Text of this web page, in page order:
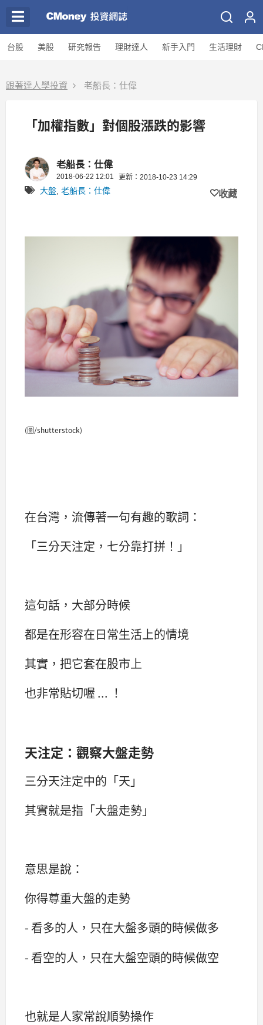
台股 美股 研究報告 理財達人 新手入門 生活理財
跟著達人學投資 老船長：仕偉
「加權指數」對個股漲跌的影響
老船長：仕偉
2018-06-22 12:01 更新：2018-10-23 14:29
大盤 老船長：仕偉 收藏
(圖/shutterstock)
在台灣，流傳著一句有趣的歌詞：
「三分天注定，七分靠打拼！」
這句話，大部分時候
都是在形容在日常生活上的情境
其實，把它套在股市上
也非常貼切喔 ... ！
天注定：觀察大盤走勢
三分天注定中的「天」
其實就是指「大盤走勢」
意思是說：
你得尊重大盤的走勢
- 看多的人，只在大盤多頭的時候做多
- 看空的人，只在大盤空頭的時候做空
也就是人家常說順勢操作